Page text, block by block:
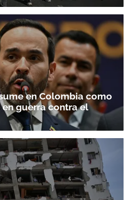
en Colombia como
guerra contra el